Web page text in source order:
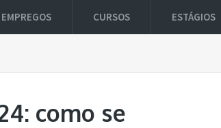
EMPREGOS CURSOS ESTÁGIOS
como se